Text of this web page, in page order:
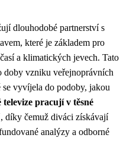
dlouhodobé partnerství s
které je základem pro
a klimatických jevech. Tato
doby vzniku veřejnoprávních
vyvíjela do podoby, jakou
televize pracují v těsné
, díky čemuž diváci získávají
analýzy a odborné